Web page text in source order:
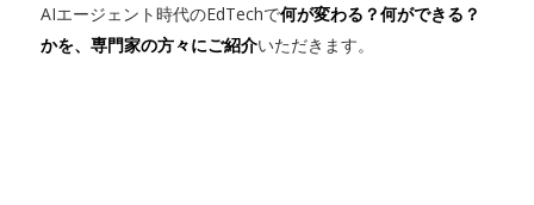
AIエージェント時代のEdTechで何が変わる？何ができる？
かを、専門家の方々にご紹介いただきます。